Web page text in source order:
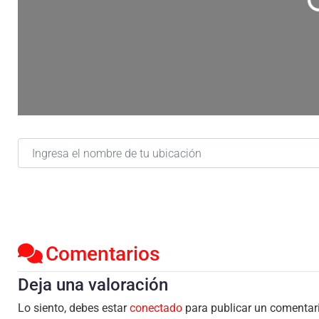
Ingresa el nombre de tu ubicación
Comentarios
Deja una valoración
Lo siento, debes estarconectado para publicar un